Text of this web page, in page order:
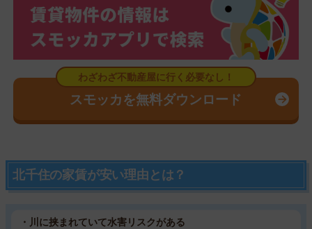
スモッカを無料ダウンロード
北千住の家賃が安い理由とは？
・川に挟まれていて水害リスクがある